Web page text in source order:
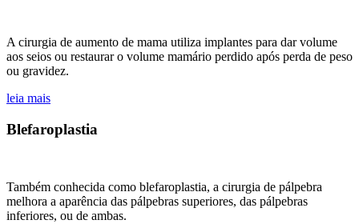
A cirurgia de aumento de mama utiliza implantes para dar volume
aos seios ou restaurar o volume mamário perdido após perda de peso
ou gravidez.
leia mais
Blefaroplastia
Também conhecida como blefaroplastia, a cirurgia de pálpebra
melhora a aparência das pálpebras superiores, das pálpebras
inferiores, ou de ambas.